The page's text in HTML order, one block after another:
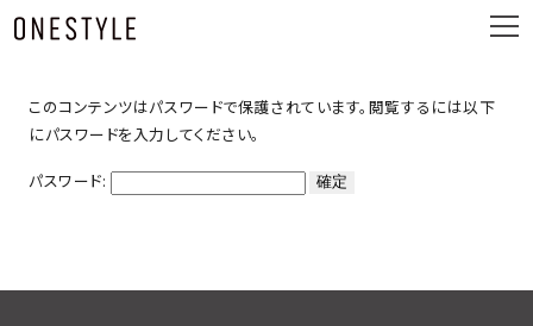
メ
ニ
ー
このコンテンツはパスワードで保護されています。閲覧するには以下
にパスワードを入力してください。
パスワード: